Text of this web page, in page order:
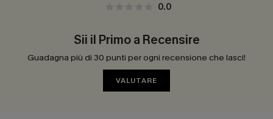
0.0
Sii il Primo a Recensire
Guadagna più di 30 punti per ogni recensione che lasci!
VALUTARE